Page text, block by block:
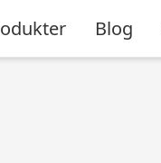
Blog